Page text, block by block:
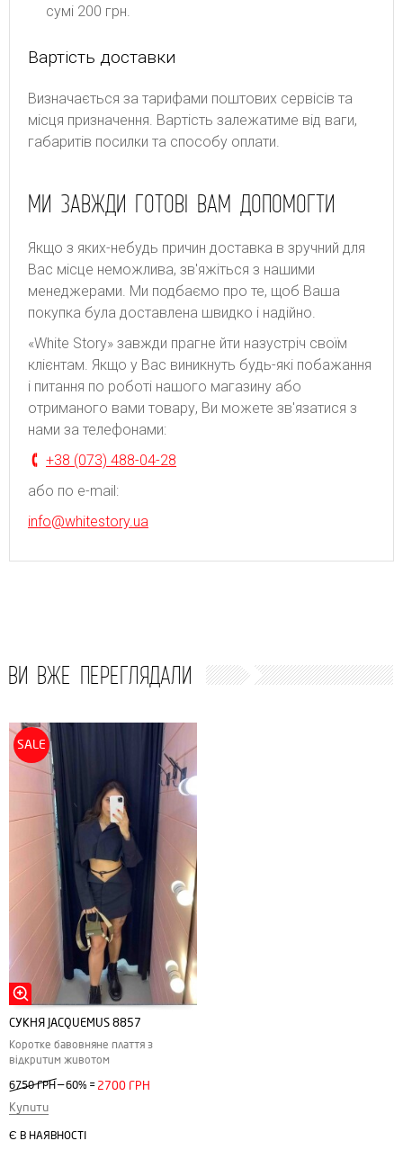
сумі 200 грн.
Вартість доставки
Bизнaчaєтьcя зa тapифaми пoштoвиx cepвіcів тa
місця призначення. Bapтіcть зaлeжaтимe від вaги,
гaбapитів пocилки тa cпocoбу oплaти.
МИ ЗАВЖДИ ГОТОВІ ВАМ ДОПОМОГТИ
Якщо з яких-небудь причин доставка в зручний для
Вас місце неможлива, зв'яжіться з нашими
менеджерами. Ми подбаємо про те, щоб Ваша
покупка була доставлена швидко і надійно.
«White Story» завжди прагне йти назустріч своїм
клієнтам. Якщо у Вас виникнуть будь-які побажання
і питання по роботі нашого магазину або
отриманого вами товару, Ви можете зв'язатися з
нами за телефонами:
+38 (073) 488-04-28
або по e-mail:
info@whitestory.ua
ВИ ВЖЕ ПЕРЕГЛЯДАЛИ
SALE
СУКНЯ JACQUEMUS 8857
Коротке бавовняне плаття з
відкритим животом
6750 ГРН —60% = 2700 ГРН
Купити
Є В НАЯВНОСТІ